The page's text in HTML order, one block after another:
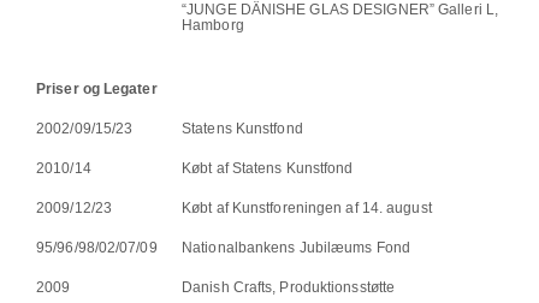
“JUNGE DÄNISHE GLAS DESIGNER” Galleri L,
Hamborg
Priser og Legater
2002/09/15/23 Statens Kunstfond
2010/14 Købt af Statens Kunstfond
2009/12/23 Købt af Kunstforeningen af 14. august
95/96/98/02/07/09 Nationalbankens Jubilæums Fond
2009 Danish Crafts, Produktionsstøtte